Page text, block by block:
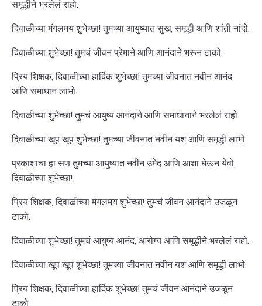
समृद्धीने भरलेलं राहो.
दिवाळीच्या मंगलमय शुभेच्छा! तुमच्या आयुष्यात सुख, समृद्धी आणि शांती नांदो.
दिवाळीच्या शुभेच्छा! तुमचं जीवन प्रेमाने आणि आनंदाने भरून टाको.
प्रिय शिक्षक, दिवाळीच्या हार्दिक शुभेच्छा! तुमच्या जीवनात नवीन आनंद
आणि समाधान लाभो.
दिवाळीच्या शुभेच्छा! तुमचं आयुष्य आनंदाने आणि समाधानाने भरलेलं राहो.
दिवाळीच्या खूप खूप शुभेच्छा! तुमच्या जीवनात नवीन यश आणि समृद्धी लाभो.
प्रकाशाचा हा सण तुमच्या आयुष्यात नवीन उमेद आणि आशा घेऊन येवो.
दिवाळीच्या शुभेच्छा!
प्रिय शिक्षक, दिवाळीच्या मंगलमय शुभेच्छा! तुमचं जीवन आनंदाने उजळून
टाको.
दिवाळीच्या शुभेच्छा! तुमचं आयुष्य आनंद, आरोग्य आणि समृद्धीने भरलेलं राहो.
दिवाळीच्या खूप खूप शुभेच्छा! तुमच्या जीवनात नवीन यश आणि समृद्धी लाभो.
प्रिय शिक्षक, दिवाळीच्या हार्दिक शुभेच्छा! तुमचं जीवन आनंदाने उजळून
टाको.